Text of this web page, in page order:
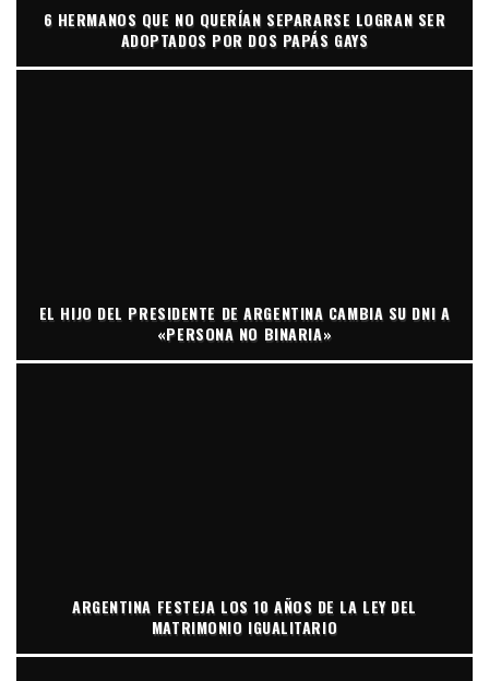
6 HERMANOS QUE NO QUERÍAN SEPARARSE LOGRAN SER
ADOPTADOS POR DOS PAPÁS GAYS
EL HIJO DEL PRESIDENTE DE ARGENTINA CAMBIA SU DNI A
«PERSONA NO BINARIA»
ARGENTINA FESTEJA LOS 10 AÑOS DE LA LEY DEL
MATRIMONIO IGUALITARIO